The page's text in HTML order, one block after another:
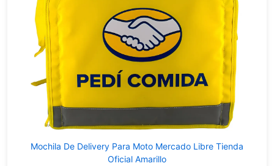
Mochila De Delivery Para Moto Mercado Libre Tienda
Oficial Amarillo